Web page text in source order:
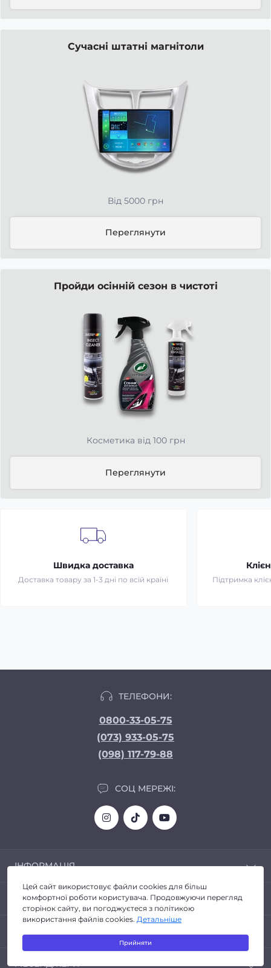
Сучасні штатні магнітоли
Від 5000 грн
Переглянути
Пройди осінній сезон в чистоті
Косметика від 100 грн
Переглянути
Швидка доставка
Доставка товару за 1-3 дні по всій країні Підтримка
ТЕЛЕФОНИ:
0800-33-05-75
(073) 933-05-75
(098) 117-79-88
СОЦ МЕРЕЖІ:
ІНФОРМАЦІЯ
Доставка та Оплата
Про магазин
Політика конфіденційності
Договір публічної оферти
Повернення товару
ПОПУЛЯРНЕ
Автозвук
Головні пристрої
Світлодіодні Bi-Led лінзи
Київ
МЕСЕНДЖЕРИ
Цей сайт використовує файли cookies для більш
комфортної роботи користувача. Продовжуючи перегляд
сторінок сайту, ви погоджуєтеся з політикою
використання файлів cookies. Детальніше
Прийняти